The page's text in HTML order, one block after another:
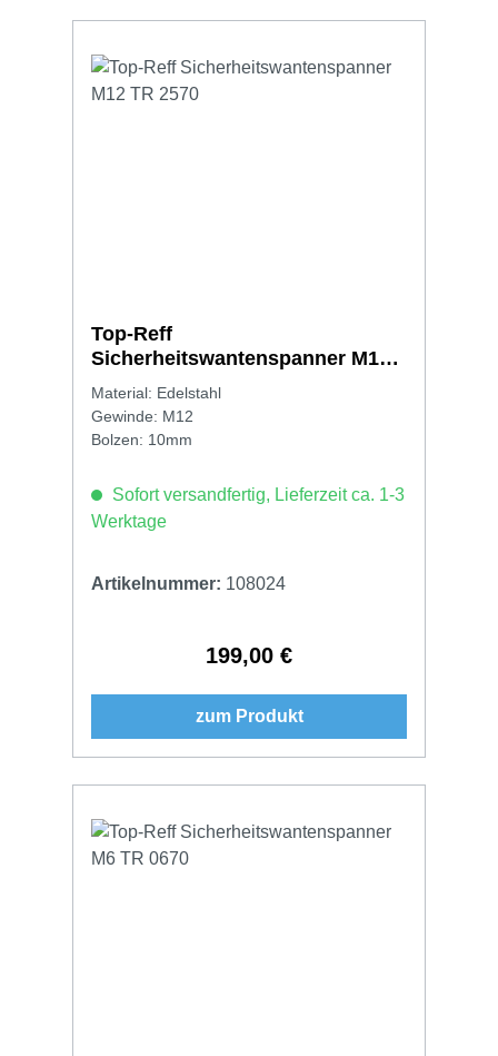
Top-Reff
Sicherheitswantenspanner M12
TR 2570
Material: Edelstahl
Gewinde: M12
Bolzen: 10mm
Sofort versandfertig, Lieferzeit ca. 1-3
Werktage
Artikelnummer: 108024
Regulärer Preis:
199,00 €
zum Produkt